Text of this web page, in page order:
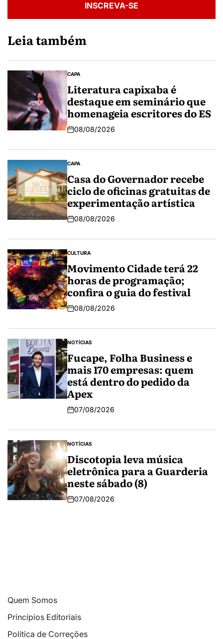
INSCREVA-SE
Leia também
CAPA
Literatura capixaba é
destaque em seminário que
homenageia escritores do ES
08/08/2026
CAPA
Casa do Governador recebe
ciclo de oficinas gratuitas de
experimentação artística
08/08/2026
CULTURA
Movimento Cidade terá 22
horas de programação;
confira o guia do festival
08/08/2026
NOTÍCIAS
Fucape, Folha Business e
mais 170 empresas: quem
está dentro do pedido da
Apex
07/08/2026
NOTÍCIAS
Discotopia leva música
eletrônica para a Guarderia
neste sábado (8)
07/08/2026
Quem Somos
Princípios Editoriais
Política de Correções